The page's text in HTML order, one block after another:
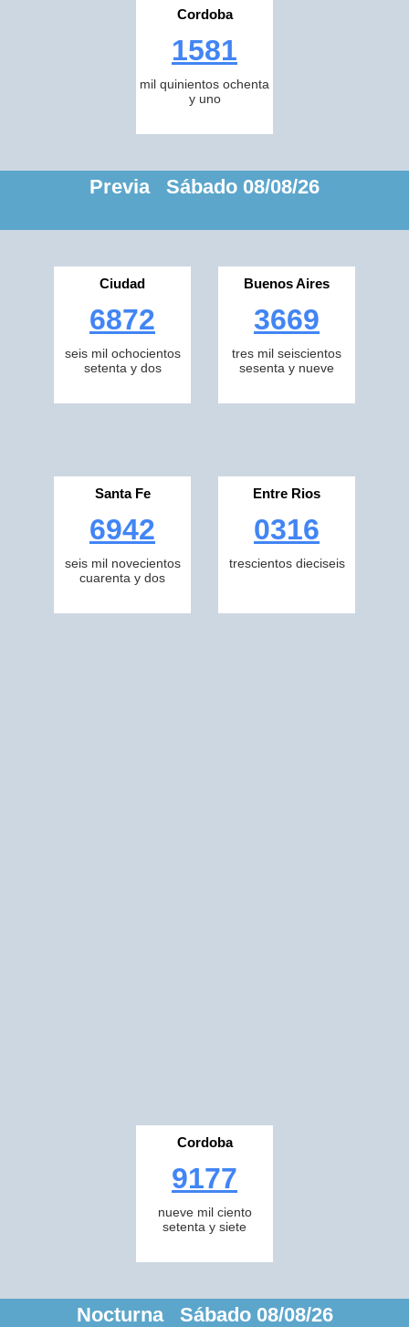
Cordoba
1581
mil quinientos ochenta
y uno
Previa Sábado 08/08/26
Ciudad
6872
seis mil ochocientos
setenta y dos
Buenos Aires
3669
tres mil seiscientos
sesenta y nueve
Santa Fe
6942
seis mil novecientos
cuarenta y dos
Entre Rios
0316
trescientos dieciseis
Cordoba
9177
nueve mil ciento
setenta y siete
Nocturna Sábado 08/08/26